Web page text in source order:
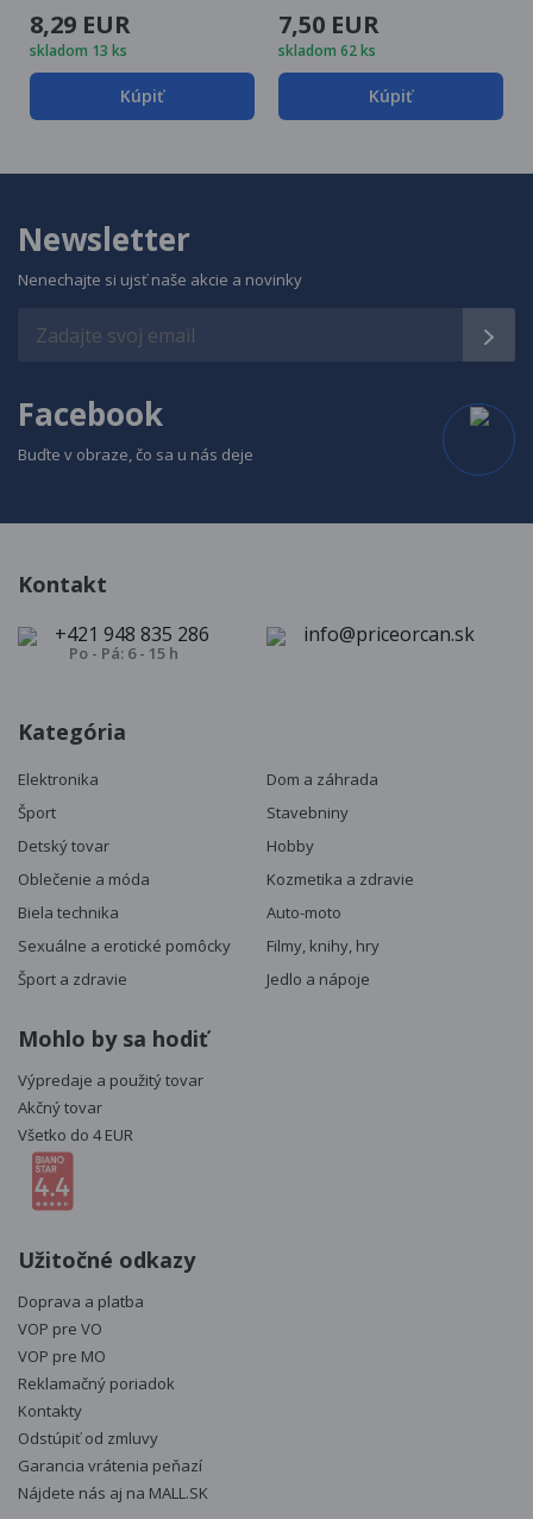
8,29 EUR
skladom 13 ks
Kúpiť
7,50 EUR
skladom 62 ks
Kúpiť
Newsletter
Nenechajte si ujsť naše akcie a novinky
Facebook
Buďte v obraze, čo sa u nás deje
Kontakt
+421 948 835 286
Po - Pá: 6 - 15 h
info@priceorcan.sk
Kategória
Elektronika
Dom a záhrada
Šport
Stavebniny
Detský tovar
Hobby
Oblečenie a móda
Kozmetika a zdravie
Biela technika
Auto-moto
Sexuálne a erotické pomôcky
Filmy, knihy, hry
Šport a zdravie
Jedlo a nápoje
Mohlo by sa hodiť
Výpredaje a použitý tovar
Akčný tovar
Všetko do 4 EUR
Užitočné odkazy
Doprava a platba
VOP pre VO
VOP pre MO
Reklamačný poriadok
Kontakty
Odstúpiť od zmluvy
Garancia vrátenia peňazí
Nájdete nás aj na MALL.SK